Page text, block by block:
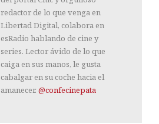
redactor de lo que venga en
Libertad Digital, colabora en
esRadio hablando de cine y
series. Lector ávido de lo que
caiga en sus manos, le gusta
cabalgar en su coche hacia el
amanecer. @confecinepata